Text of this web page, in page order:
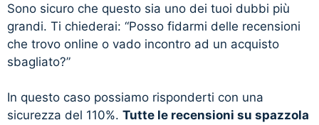
Sono sicuro che questo sia uno dei tuoi dubbi più
grandi. Ti chiederai: “Posso fidarmi delle recensioni
che trovo online o vado incontro ad un acquisto
sbagliato?”
In questo caso possiamo risponderti con una
sicurezza del 110%. Tutte le recensioni su spazzola